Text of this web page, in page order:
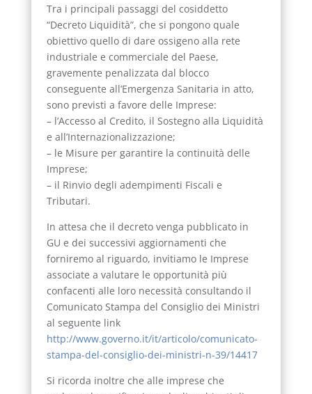
Tra i principali passaggi del cosiddetto
“Decreto Liquidità”, che si pongono quale
obiettivo quello di dare ossigeno alla rete
industriale e commerciale del Paese,
gravemente penalizzata dal blocco
conseguente all’Emergenza Sanitaria in atto,
sono previsti a favore delle Imprese:
– l’Accesso al Credito, il Sostegno alla Liquidità
e all’Internazionalizzazione;
– le Misure per garantire la continuità delle
Imprese;
– il Rinvio degli adempimenti Fiscali e
Tributari.
In attesa che il decreto venga pubblicato in
GU e dei successivi aggiornamenti che
forniremo al riguardo, invitiamo le Imprese
associate a valutare le opportunità più
confacenti alle loro necessità consultando il
Comunicato Stampa del Consiglio dei Ministri
al seguente link
http://www.governo.it/it/articolo/comunicato-
stampa-del-consiglio-dei-ministri-n-39/14417
Si ricorda inoltre che alle imprese che